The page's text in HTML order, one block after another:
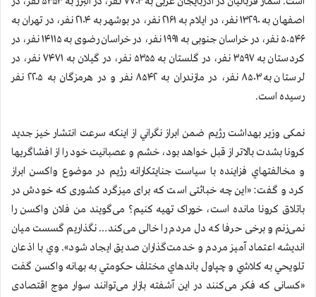
اصفهان به ۱۳۲۹۰ نفر، در ایلام به ۲۱۶۱ نفر، در بوشهر به ۲۱۰۴ نفر، در تهران به
۵۰۵۴۶ نفر، در خراسان جنوبی به ۱۹۹۱ نفر، در خراسان رضوی به ۱۴۱۱۵ نفر، در
کردستان به ۳۵۹۷ نفر، در گلستان به ۵۳۵۵ نفر، در گیلان به ۷۴۷۱ نفر، در
لرستان به ۸۵۰۳ نفر، در مازندران به ۸۵۴۲ نفر و در هرمزگان به ۲۲۰۵ نفر
رسیده است.
نمکی وزیر بهداشت رژیم ضمن ابراز نگراني از اينكه سرعت انتشار خيز جديد
كرونا بشدت بالاتر از قبل خواهد بود، خشم و عصبانيت خود را از افشاگريها
و مخالفتهاي فزاينده با سياست جنايتكارانه رژيم در موضوع واكسن ابراز
كرد و گفت: «این چه خباثتی است که برای میزگرد کشوری که خودش در
باتلاق کرونا مانده است، خوراک تهیه کنیم؟ می‌گویند من فلان واکسن را
نمی‌زنم و برخی حرفا که دل مردم را خالی می‌کند… نگذاریم گسست میان
اندیشه اعتماد آمیز مردم و خدمت‌گذاران صدیق ایجاد شود». وي با اذعان
تلويحي به كلاشي و چپاول باندهاي مختلف حكومتي به بهانه واكسن گفت
«کسانی که فکر می‌کنند در این آشفته بازار می‌توانند سوار موج اقتصادی